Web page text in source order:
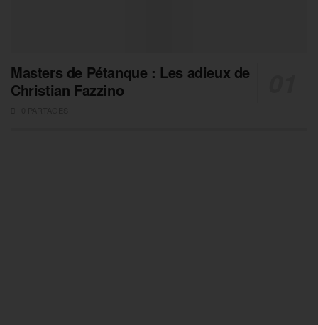
Masters de Pétanque : Les adieux de
Christian Fazzino